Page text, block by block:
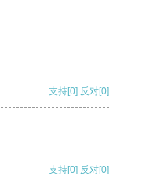
支持[0] 反对[0]
支持[0] 反对[0]